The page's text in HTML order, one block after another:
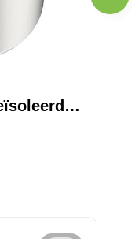
Ocean Bottle 350 ml geïsoleerde reismok